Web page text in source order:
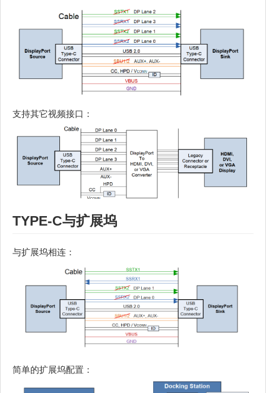
支持其它视频接口：
TYPE-C与扩展坞
与扩展坞相连：
简单的扩展坞配置：